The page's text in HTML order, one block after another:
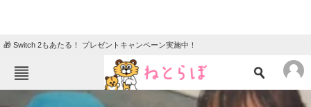
🎁 Switch 2もあたる！ プレゼントキャンペーン実施中！
ねとらぼメニュー